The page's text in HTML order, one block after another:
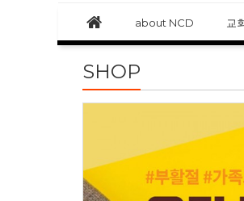
about NCD 교
SHOP